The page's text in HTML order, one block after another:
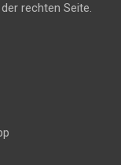
rechten Seite.